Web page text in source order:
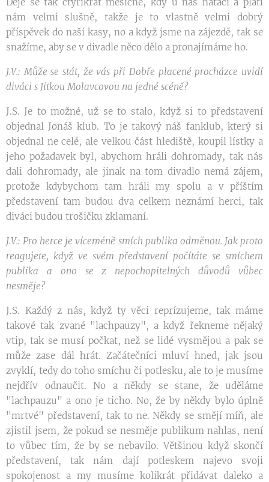
nám velmi slušně, takže je to vlastně velmi dobrý
příspěvek do naší kasy, no a když jsme na zájezdě, tak se
snažíme, aby se v divadle něco dělo a pronajímáme ho.
J.V.: Může se stát, že vás při Dobře placené procházce uvidí
diváci s Jitkou Molavcovou na jedné scéně?
J.S. Je to možné, už se to stalo, když si to představení
objednal Jonáš klub. To je takový náš fanklub, který si
objednal ne celé, ale velkou část hlediště, koupil lístky a
jeho požadavek byl, abychom hráli dohromady, tak nás
dali dohromady, ale jinak na tom divadlo nemá zájem,
protože kdybychom tam hráli my spolu a v příštím
představení tam budou dva celkem neznámí herci, tak
diváci budou trošičku zklamaní.
J.V.: Pro herce je víceméně smích publika odměnou. Jak proto
reagujete, když ve svém představení počítáte se smíchem
publika a ono se z nepochopitelných důvodů vůbec
nesměje?
J.S. Každý z nás, když ty věci reprízujeme, tak máme
takové tak zvané "lachpauzy", a když řekneme nějaký
vtip, tak se musí počkat, než se lidé vysmějou a pak se
může zase dál hrát. Začátečníci mluví hned, jak jsou
zvyklí, tedy do toho smíchu či potlesku, ale to je musíme
nejdřív odnaučit. No a někdy se stane, že uděláme
"lachpauzu" a ono je ticho. No, že by někdy bylo úplně
"mrtvé" představení, tak to ne. Někdy se smějí míň, ale
zjistil jsem, že pokud se nesměje publikum nahlas, není
to vůbec tím, že by se nebavilo. Většinou když skončí
představení, tak nám dají potleskem najevo svoji
spokojenost a my musíme kolikrát přidávat daleko a